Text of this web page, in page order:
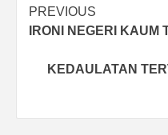
Post
navigation
PREVIOUS
IRONI NEGERI
KEDAULATAN